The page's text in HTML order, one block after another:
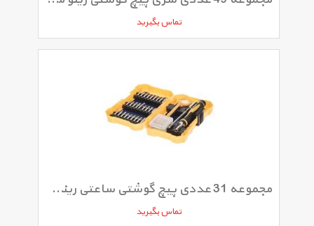
تماس بگیرید
مجموعه 31 عددی پیچ گوشتی ساعتی رینو مدل RPT-2930
تماس بگیرید